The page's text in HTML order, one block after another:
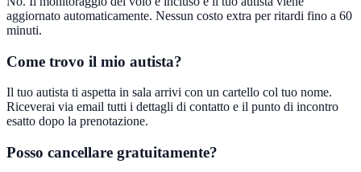
aggiornato automaticamente. Nessun costo extra per ritardi fino a 60
minuti.
Come trovo il mio autista?
Il tuo autista ti aspetta in sala arrivi con un cartello col tuo nome.
Riceverai via email tutti i dettagli di contatto e il punto di incontro
esatto dopo la prenotazione.
Posso cancellare gratuitamente?